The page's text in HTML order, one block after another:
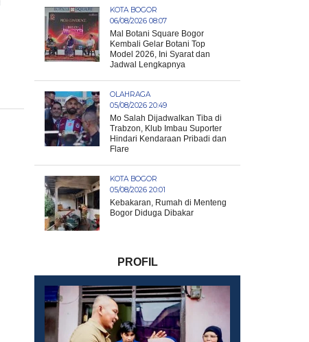
KOTA BOGOR
06/08/2026 08:07
Mal Botani Square Bogor
Kembali Gelar Botani Top
Model 2026, Ini Syarat dan
Jadwal Lengkapnya
OLAHRAGA
05/08/2026 20:49
Mo Salah Dijadwalkan Tiba di
Trabzon, Klub Imbau Suporter
Hindari Kendaraan Pribadi dan
Flare
KOTA BOGOR
05/08/2026 20:01
Kebakaran, Rumah di Menteng
Bogor Diduga Dibakar
PROFIL